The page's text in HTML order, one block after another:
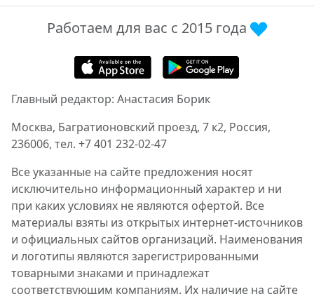
Работаем для вас с 2015 года
Главный редактор: Анастасия Борик
Москва, Багратионовский проезд, 7 к2, Россия,
236006, тел. +7 401 232-02-47
Все указанные на сайте предложения носят
исключительно информационный характер и ни
при каких условиях не являются офертой. Все
материалы взяты из открытых интернет-источников
и официальных сайтов организаций. Наименования
и логотипы являются зарегистрированными
товарными знаками и принадлежат
соответствующим компаниям. Их наличие на сайте